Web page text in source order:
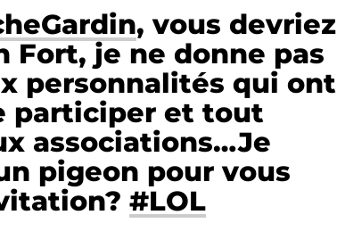
, vous devriez
Fort, je ne donne pas
personnalités qui ont
participer et tout
associations…Je
pigeon pour vous
#LOL